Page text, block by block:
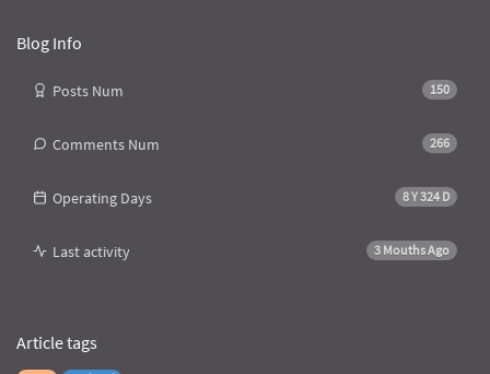
Blog Info
150
Posts Num
266
Comments Num
8 Y 324 D
Operating Days
3 Mouths Ago
Last activity
Article tags